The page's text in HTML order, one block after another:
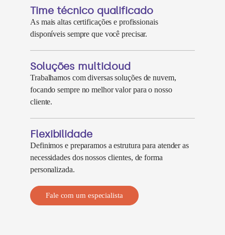
Time técnico qualificado
As mais altas certificações e profissionais
disponíveis sempre que você precisar.
Soluções multicloud
Trabalhamos com diversas soluções de nuvem,
focando sempre no melhor valor para o nosso
cliente.
Flexibilidade
Definimos e preparamos a estrutura para atender as
necessidades dos nossos clientes, de forma
personalizada.
Fale com um especialista